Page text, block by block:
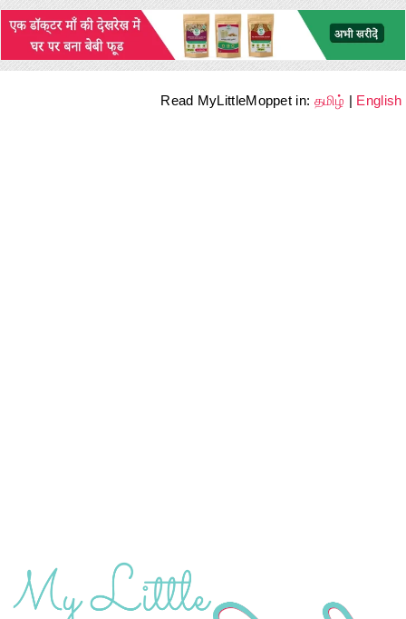
Read MyLittleMoppet in: தமிழ் | English